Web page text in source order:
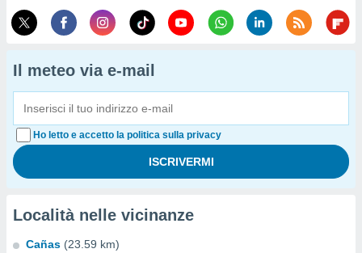
Il meteo via e-mail
Ho letto e accetto la politica sulla privacy
Località nelle vicinanze
Cañas (23.59 km)